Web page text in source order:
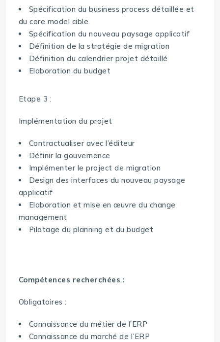
Spécification du business process détaillée et
du core model cible
Spécification du nouveau paysage applicatif
Définition de la stratégie de migration
Définition du calendrier projet détaillé
Elaboration du budget
Etape 3 :
Implémentation du projet
Contractualiser avec l’éditeur
Définir la gouvernance
Implémenter le project de migration
Design des interfaces du nouveau paysage
applicatif
Elaboration et mise en œuvre du change
management
Pilotage du planning et du budget
Compétences recherchées :
Obligatoires :
Connaissance du métier de l’ERP
Connaissance du marché de l’ERP